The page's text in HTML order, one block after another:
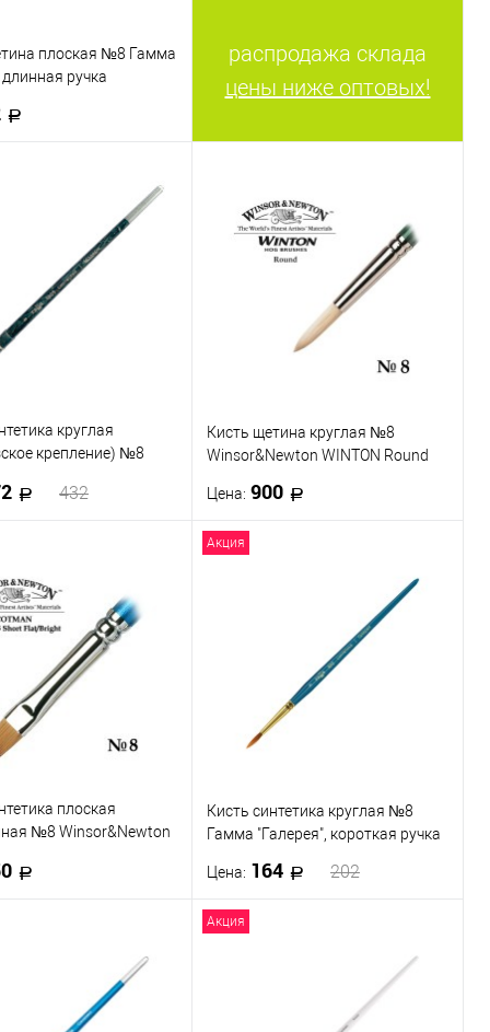
плоская №8 Гамма
ручка
К сравнению
распродажа склада
цены ниже оптовых!
круглая
крепление) №8
432
в 1 клик
К сравнению
В наличии
Кисть щетина круглая №8
Winsor&Newton WINTON Round
Цена: 900
К сравнению
плоская
№8 Winsor&Newton
К сравнению
Акция
Кисть синтетика круглая №8
Гамма "Галерея", короткая ручка
Цена: 164 202
К сравнению
Акция